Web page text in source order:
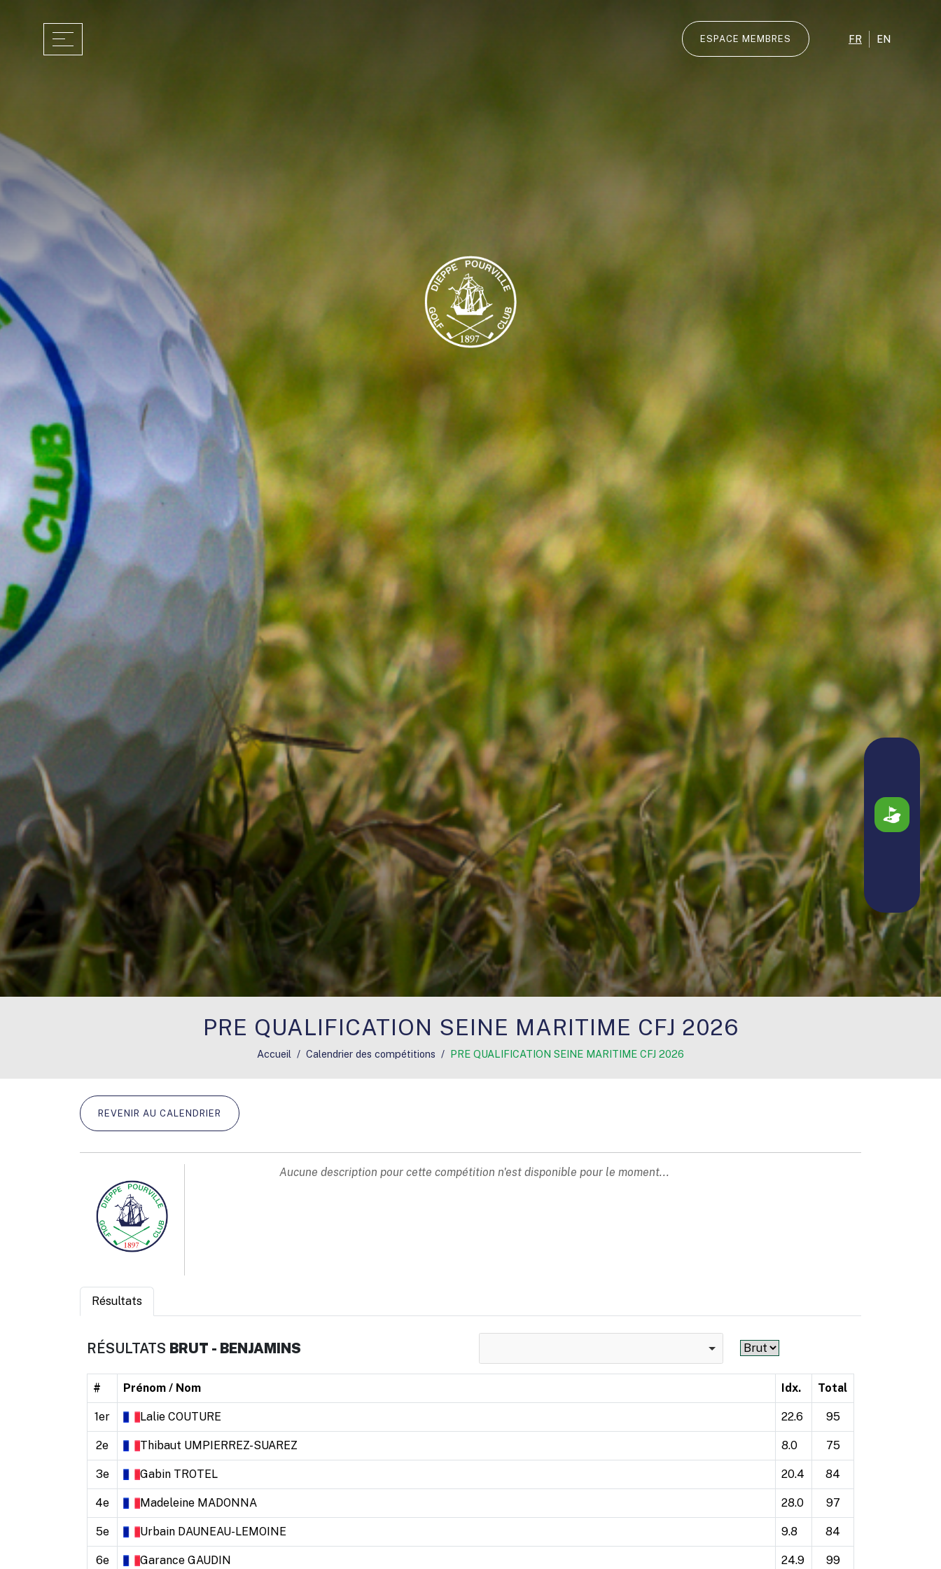
ESPACE MEMBRES FR EN
PRE QUALIFICATION SEINE MARITIME CFJ 2026
Accueil Calendrier des compétitions PRE QUALIFICATION SEINE MARITIME CFJ 2026
REVENIR AU CALENDRIER
Aucune description pour cette compétition n'est disponible pour le moment...
Résultats
RÉSULTATS BRUT - BENJAMINS
# Prénom / Nom Idx. Total
1er Lalie COUTURE 22.6 95
2e Thibaut UMPIERREZ-SUAREZ 8.0 75
3e Gabin TROTEL 20.4 84
4e Madeleine MADONNA 28.0 97
5e Urbain DAUNEAU-LEMOINE 9.8 84
6e Garance GAUDIN 24.9 99